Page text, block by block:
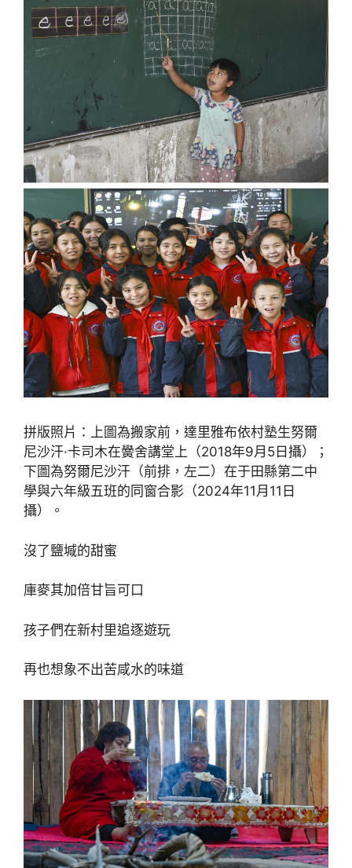
拼版照片：上圖為搬家前，達里雅布依村塾生努爾
尼沙汗·卡司木在黌舍講堂上（2018年9月5日攝）；
下圖為努爾尼沙汗（前排，左二）在于田縣第二中
學與六年級五班的同窗合影（2024年11月11日
攝）。
沒了鹽堿的甜蜜
庫麥其加倍甘旨可口
孩子們在新村里追逐遊玩
再也想象不出苦咸水的味道